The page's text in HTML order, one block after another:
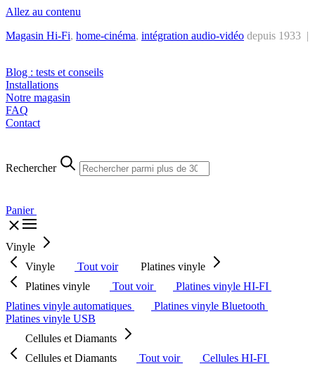
Allez au contenu
Magasin Hi-Fi, home-cinéma, intégration audio-vidéo depuis 1933 |
Blog : tests et conseils
Installations
Notre magasin
FAQ
Contact
Rechercher
Panier
Vinyle
Vinyle
Tout voir
Platines vinyle
Platines vinyle
Tout voir
Platines vinyle HI-FI
Platines vinyle automatiques
Platines vinyle Bluetooth
Platines vinyle USB
Cellules et Diamants
Cellules et Diamants
Tout voir
Cellules HI-FI